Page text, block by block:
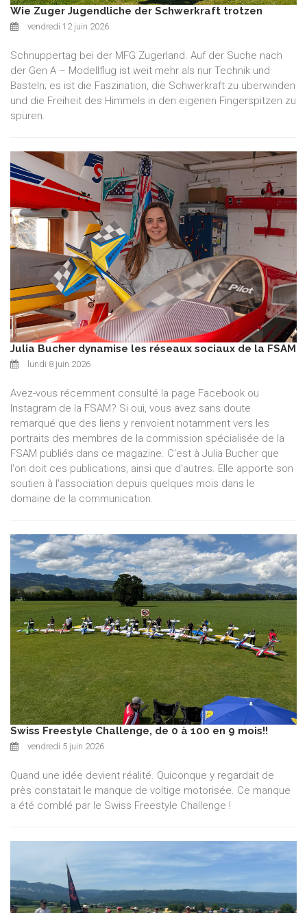
Wie Zuger Jugendliche der Schwerkraft trotzen
vendredi 12 juin 2026
Schnuppertag bei der MFG Zugerland. Auf der Suche nach
der Gen A – Modellflug ist weit mehr als nur Technik und
Basteln; es ist die Faszination, die Schwerkraft zu überwinden
und die Freiheit des Himmels in den eigenen Fingerspitzen zu
spüren.
Julia Bucher dynamise les réseaux sociaux de la FSAM
lundi 8 juin 2026
Avez-vous récemment consulté la page Facebook ou
Instagram de la FSAM? Si oui, vous avez sans doute
remarqué que des liens y renvoient notamment vers les
portraits des membres de la commission spécialisée de la
FSAM publiés dans ce magazine. C'est à Julia Bucher que
l'on doit ces publications, ainsi que d'autres. Elle apporte son
soutien à l'association depuis quelques mois dans le
domaine de la communication.
Swiss Freestyle Challenge, de 0 à 100 en 9 mois!!
vendredi 5 juin 2026
Quand une idée devient réalité. Quiconque y regardait de
près constatait le manque de voltige motorisée. Ce manque
a été comblé par le Swiss Freestyle Challenge !